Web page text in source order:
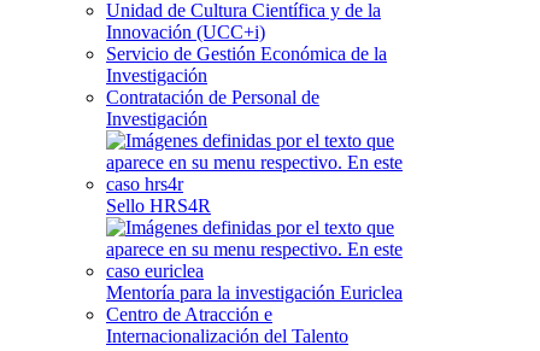
Unidad de Cultura Científica y de la
Innovación (UCC+i)
Servicio de Gestión Económica de la
Investigación
Contratación de Personal de
Investigación
Sello HRS4R
Mentoría para la investigación Euriclea
Centro de Atracción e
Internacionalización del Talento